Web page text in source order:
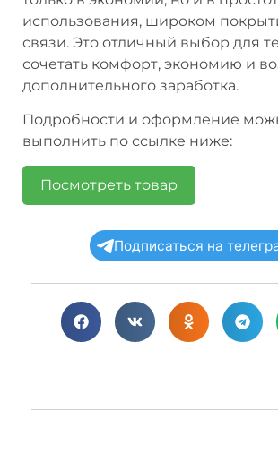
использования, широком
связи. Это отличный выбор для
сочетать комфорт, экономию и
дополнительного заработка.
Подробности и оформление
выполнить по ссылке ниже:
Посмотреть товар
Подписаться на